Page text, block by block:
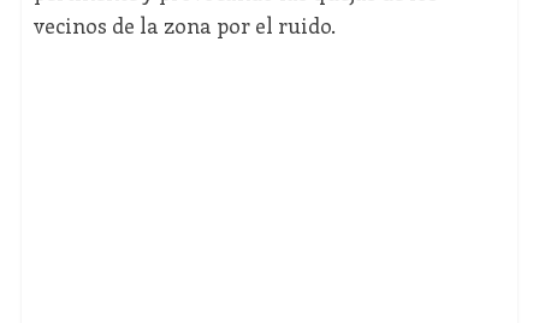
vecinos de la zona por el ruido.